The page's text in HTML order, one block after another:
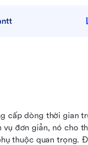
cấp dòng thời gian
vụ đơn giản, nó cho
thuộc quan trọng.